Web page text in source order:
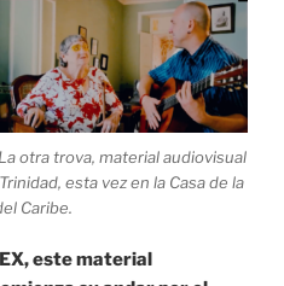
otra trova, material audiovisual
esta vez en la Casa de la
Caribe.
este material